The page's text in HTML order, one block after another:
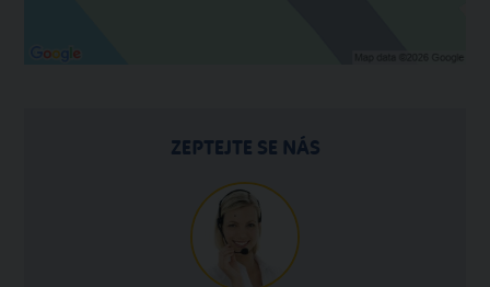
ZEPTEJTE SE NÁS